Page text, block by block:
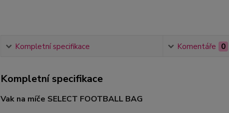
Kompletní specifikace Komentáře 0
Kompletní specifikace
Vak na míče SELECT FOOTBALL BAG